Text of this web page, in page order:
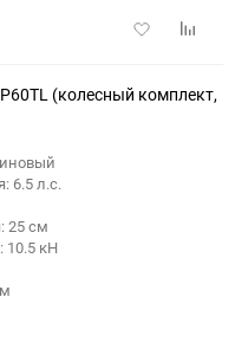
Добавить
(колесный комплект,
6.5 л.с.
25 см
10.5 кН